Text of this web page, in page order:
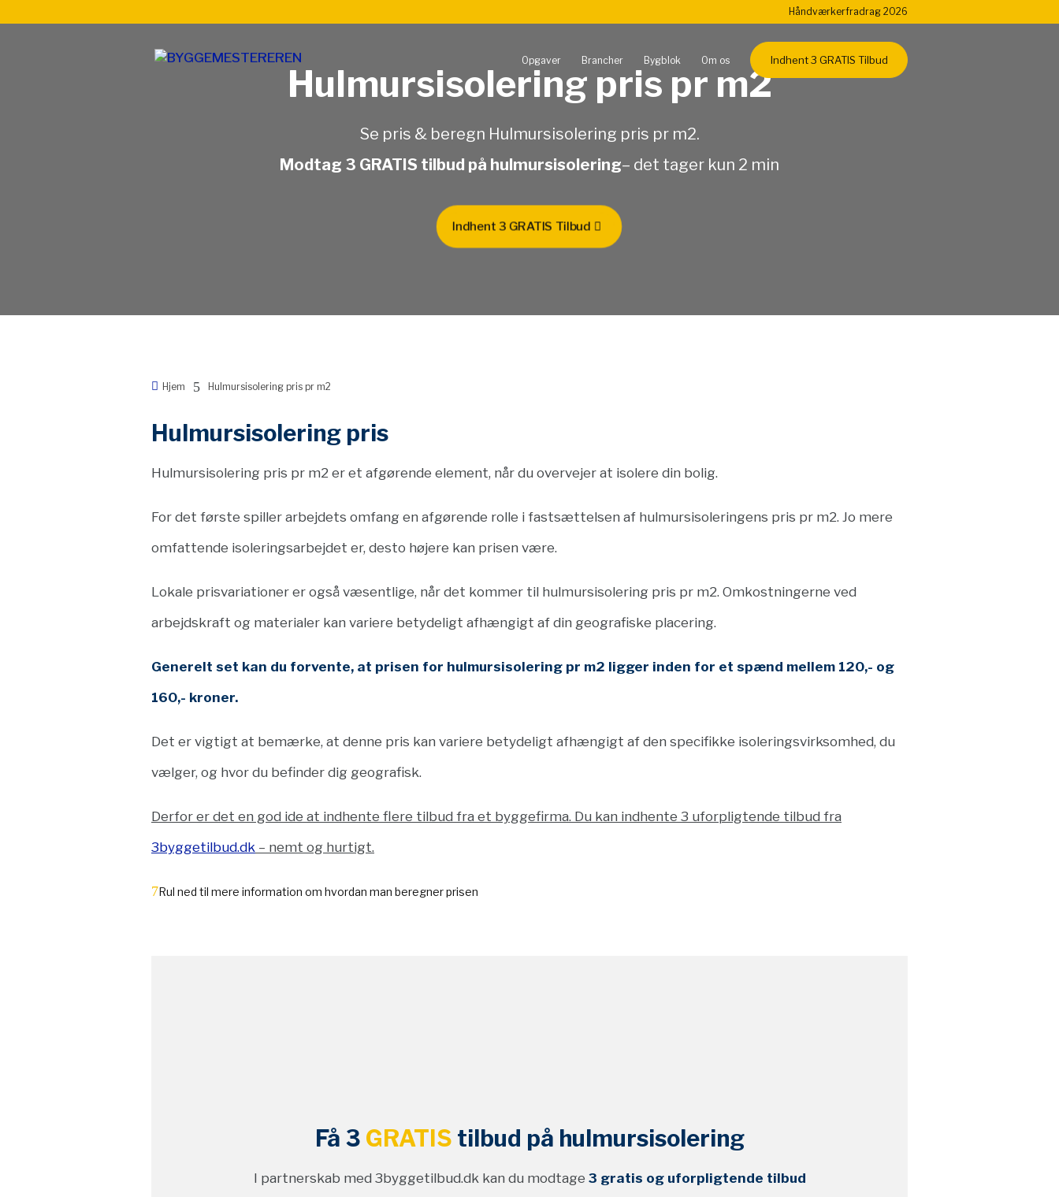
Håndværkerfradrag 2026
Opgaver Brancher Bygblok Om os Indhent 3 GRATIS Tilbud
Hulmursisolering pris pr m2
Se pris & beregn Hulmursisolering pris pr m2.
Modtag 3 GRATIS tilbud på hulmursisolering– det tager kun 2 min
Indhent 3 GRATIS Tilbud
 Hjem 5 Hulmursisolering pris pr m2
Hulmursisolering pris
Hulmursisolering pris pr m2 er et afgørende element, når du overvejer at isolere din bolig.
For det første spiller arbejdets omfang en afgørende rolle i fastsættelsen af hulmursisoleringens pris pr m2. Jo mere
omfattende isoleringsarbejdet er, desto højere kan prisen være.
Lokale prisvariationer er også væsentlige, når det kommer til hulmursisolering pris pr m2. Omkostningerne ved
arbejdskraft og materialer kan variere betydeligt afhængigt af din geografiske placering.
Generelt set kan du forvente, at prisen for hulmursisolering pr m2 ligger inden for et spænd mellem 120,- og
160,- kroner.
Det er vigtigt at bemærke, at denne pris kan variere betydeligt afhængigt af den specifikke isoleringsvirksomhed, du
vælger, og hvor du befinder dig geografisk.
Derfor er det en god ide at indhente flere tilbud fra et byggefirma. Du kan indhente 3 uforpligtende tilbud fra
3byggetilbud.dk – nemt og hurtigt.
Rul ned til mere information om hvordan man beregner prisen
Få 3 GRATIS tilbud på hulmursisolering
I partnerskab med 3byggetilbud.dk kan du modtage 3 gratis og uforpligtende tilbud